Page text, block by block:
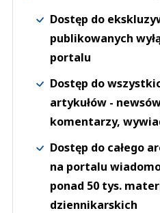
Dostęp do
publikowanych
portalu
Dostęp do
artykułów -
komentarzy,
Dostęp do całego
na portalu
ponad 50 tys.
dziennikarskich